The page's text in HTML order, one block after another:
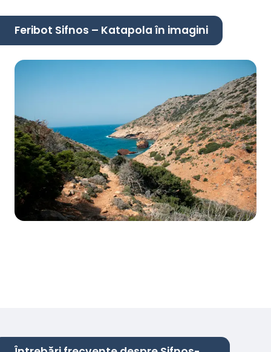
Feribot Sifnos – Katapola în imagini